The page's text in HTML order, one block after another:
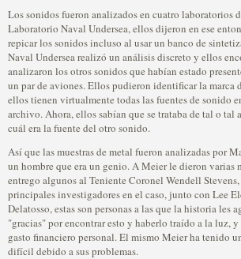
Los sonidos fueron analizados en cuatro laboratorios
Laboratorio Naval Undersea, ellos dijeron en ese
repicar los sonidos incluso al usar un banco de
Naval Undersea realizó un análisis discreto y ellos
analizaron los otros sonidos que habían estado
un par de aviones. Ellos pudieron identificar la marca
ellos tienen virtualmente todas las fuentes de sonido
archivo. Ahora, ellos sabían que se trataba de tal o tal
cuál era la fuente del otro sonido.
Así que las muestras de metal fueron analizadas por
un hombre que era un genio. A Meier le dieron varias
entrego algunos al Teniente Coronel Wendell
principales investigadores en el caso, junto con Lee
Delatosso, estas son personas a las que la historia les
"gracias" por encontrar esto y haberlo traído a la luz,
gasto financiero personal. El mismo Meier ha tenido
difícil debido a sus problemas.